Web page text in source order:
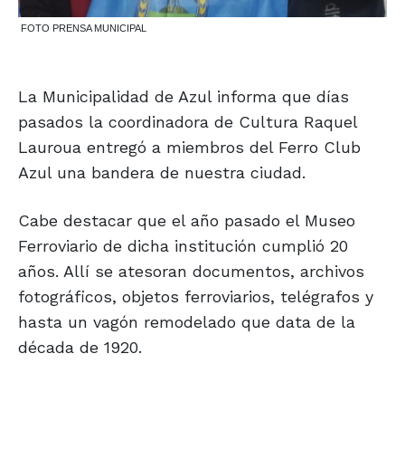
FOTO PRENSA MUNICIPAL
La Municipalidad de Azul informa que días
pasados la coordinadora de Cultura Raquel
Lauroua entregó a miembros del Ferro Club
Azul una bandera de nuestra ciudad.
Cabe destacar que el año pasado el Museo
Ferroviario de dicha institución cumplió 20
años. Allí se atesoran documentos, archivos
fotográficos, objetos ferroviarios, telégrafos y
hasta un vagón remodelado que data de la
década de 1920.